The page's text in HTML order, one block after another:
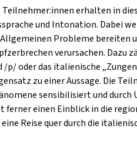
Teilnehmer:innen erhalten in
und Intonation. Dabei
Probleme bereiten
verursachen. Dazu
/p/ oder das italienische
zu einer Aussage. Die
sensibilisiert und durch
ferner einen Einblick in die
eine Reise quer durch die